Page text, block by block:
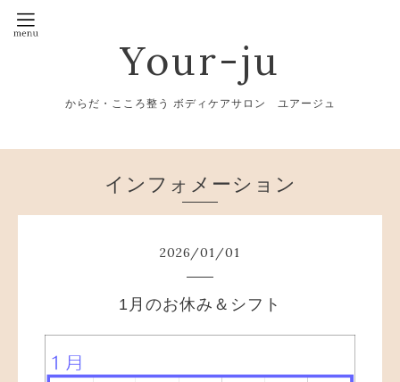
Your-ju
からだ・こころ整う ボディケアサロン ユアージュ
インフォメーション
2026/01/01
1月のお休み＆シフト